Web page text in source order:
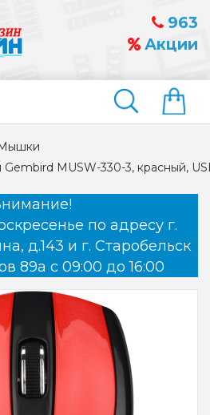
963
Акции
Найти
Мышки
MUSW-330-3, красный,
по адресу г.
д.143 и г. Старобельск
89а с 09:00 до 16:00